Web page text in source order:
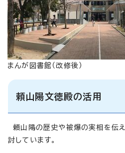
まんが図書館（改修後）
頼山陽文徳殿の活用
頼山陽の歴史や被爆の実相を伝
討しています。